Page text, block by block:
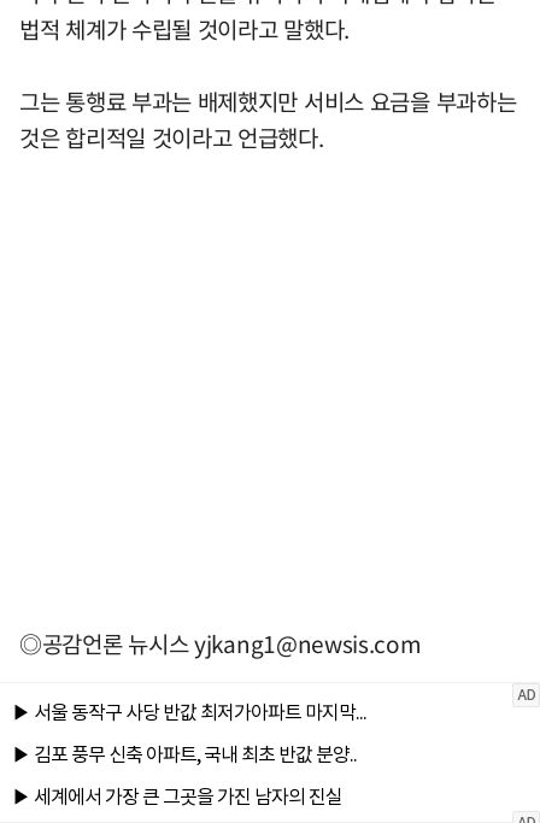
법적 체계가 수립될 것이라고 말했다.
그는 통행료 부과는 배제했지만 서비스 요금을 부과하는
것은 합리적일 것이라고 언급했다.
◎공감언론 뉴시스yjkang1@newsis.com